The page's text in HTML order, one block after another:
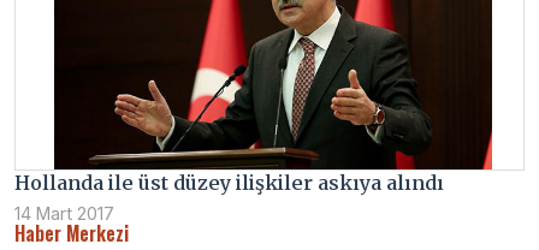
Hollanda ile üst düzey ilişkiler askıya alındı
14 Mart 2017
Haber Merkezi